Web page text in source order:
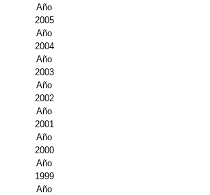
Año
2005
Año
2004
Año
2003
Año
2002
Año
2001
Año
2000
Año
1999
Año